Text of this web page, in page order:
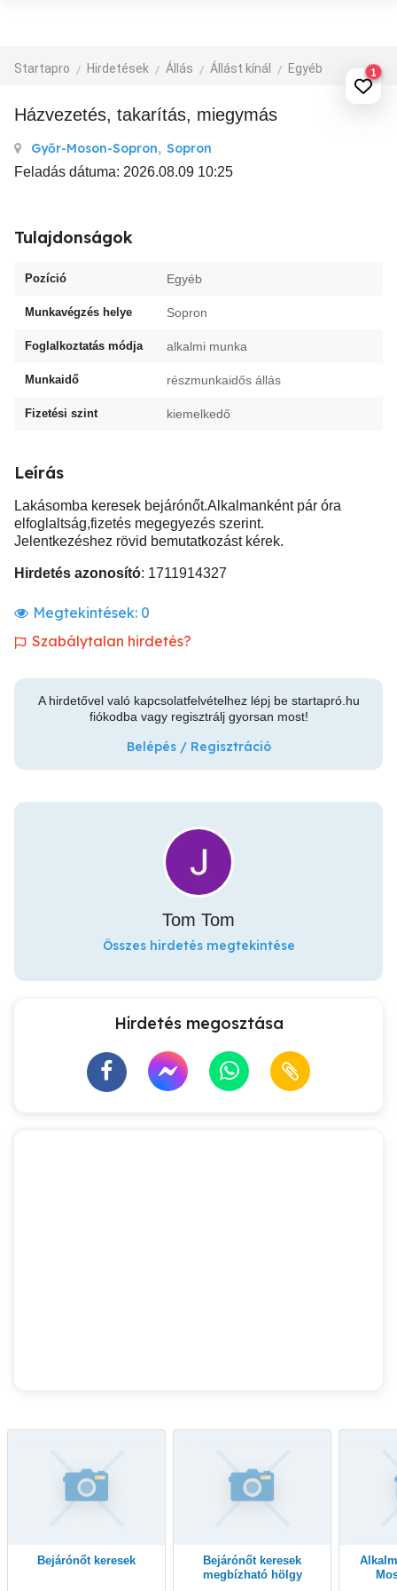
Startapro Hirdetések Állás Állást kínál Egyéb 1
Házvezetés, takarítás, miegymás
Győr-Moson-Sopron, Sopron
Feladás dátuma: 2026.08.09 10:25
Tulajdonságok
Pozíció Egyéb
Munkavégzés helye Sopron
Foglalkoztatás módja alkalmi munka
Munkaidő részmunkaidős állás
Fizetési szint kiemelkedő
Leírás
Lakásomba keresek bejárónőt.Alkalmanként pár óra
elfoglaltság,fizetés megegyezés szerint.
Jelentkezéshez rövid bemutatkozást kérek.
Hirdetés azonosító: 1711914327
Megtekintések: 0
Szabálytalan hirdetés?
A hirdetővel való kapcsolatfelvételhez lépj be startapró.hu
fiókodba vagy regisztrálj gyorsan most!
Belépés / Regisztráció
Tom Tom
Összes hirdetés megtekintése
Hirdetés megosztása
Bejárónőt keresek
bejárónőt keresek
megbízható hölgy
alkalmi munka Győr-